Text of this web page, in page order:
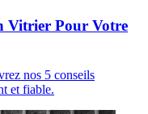
Vitrier Pour Votre
nos 5 conseils
et fiable.